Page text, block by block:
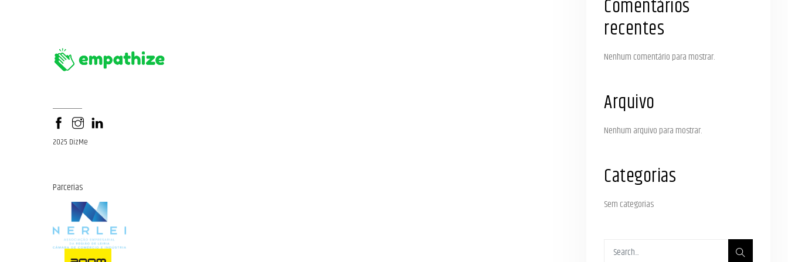
2025 DizMe
Parcerias
Comentários
recentes
Nenhum comentário para mostrar.
Arquivo
Nenhum arquivo para mostrar.
Categorias
Sem categorias